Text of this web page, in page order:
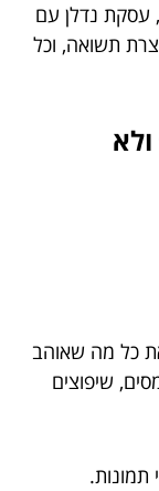
עסקת נדלן עם
תשואה, וכל
כל מה שאוהב
שיפוצים